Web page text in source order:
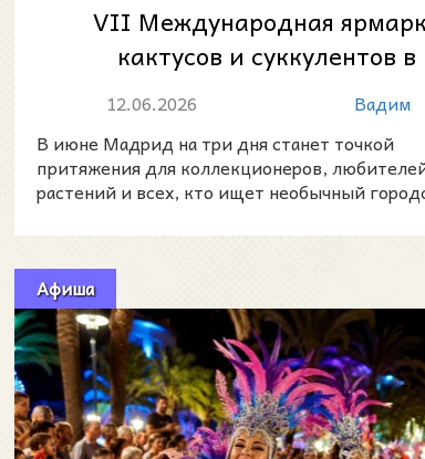
VII Международная
кактусов и суккулентов в
Мадриде: зелёный уикенд
Розаледе Парк...
12.06.2026
Вадим
В июне Мадрид на три дня станет точкой
притяжения для коллекционеров,
растений и всех, кто ищет необычный
Афиша